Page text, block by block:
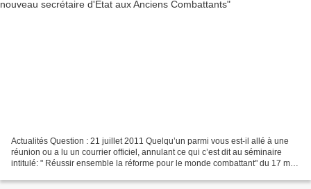
Actualités Question : 21 juillet 2011 Quelqu’un parmi vous est-il allé à une
réunion ou a lu un courrier officiel, annulant ce qui c’est dit au séminaire
intitulé: " Réussir ensemble la réforme pour le monde combattant" du 17 mai